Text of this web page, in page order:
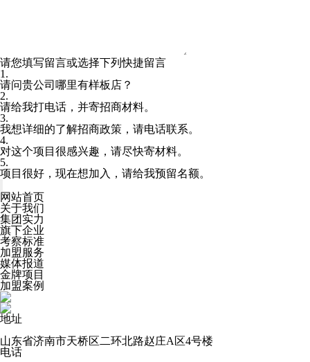
请您填写留言或选择下列快捷留言
1.
请问贵公司哪里有样板店？
2.
请给我打电话，并寄招商材料。
3.
我想详细的了解招商政策，请电话联系。
4.
对这个项目很感兴趣，请尽快寄材料。
5.
项目很好，现在想加入，请给我预留名额。
网站首页
关于我们
集团实力
旗下企业
考察标准
加盟服务
媒体报道
金牌项目
加盟案例
地址
山东省济南市天桥区二环北路赵庄A区4号楼
电话